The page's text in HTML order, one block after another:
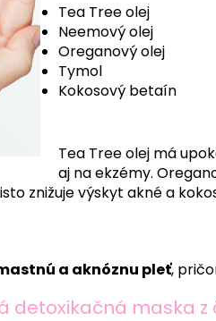
Tea Tree olej
Neemový olej
Oreganový olej
Tymol
Kokosový betaín
Tea Tree olej má
aj na ekzémy.
znižuje výskyt akné a
a aknóznu pleť,
detoxikačná maska z